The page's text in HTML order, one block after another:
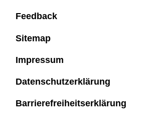
Feedback
Sitemap
Impressum
Datenschutzerklärung
Barrierefreiheitserklärung